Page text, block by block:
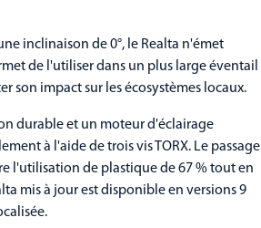
inclinaison de 0°, le Realta n'émet
de l'utiliser dans un plus large éventail
son impact sur les écosystèmes locaux.
durable et un moteur d'éclairage
à l'aide de trois vis TORX. Le passage
l'utilisation de plastique de 67 % tout en
mis à jour est disponible en versions 9